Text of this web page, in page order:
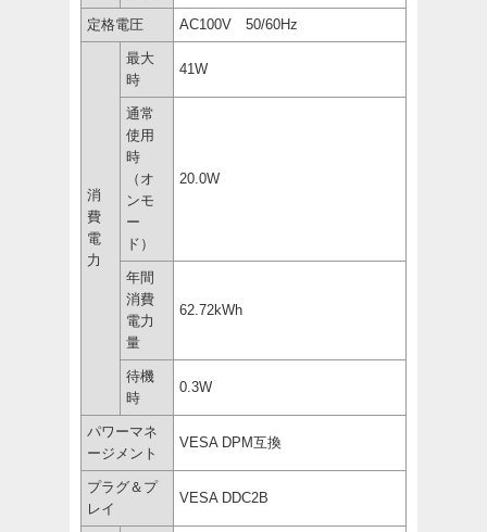
定格電圧 AC100V 50/60Hz
消
費
電
力
最大
時
41W
通常
使用
時
（オ
ンモ
ー
ド）
20.0W
年間
消費
電力
量
62.72kWh
待機
時
0.3W
パワーマネ
ージメント
VESA DPM互換
プラグ＆プ
レイ
VESA DDC2B